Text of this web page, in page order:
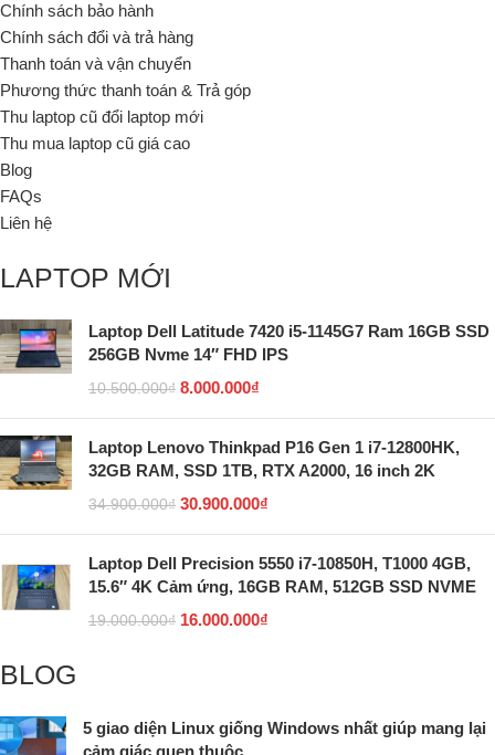
Chính sách bảo hành
Chính sách đổi và trả hàng
Thanh toán và vận chuyển
Phương thức thanh toán & Trả góp
Thu laptop cũ đổi laptop mới
Thu mua laptop cũ giá cao
Blog
FAQs
Liên hệ
LAPTOP MỚI
Laptop Dell Latitude 7420 i5-1145G7 Ram 16GB SSD
256GB Nvme 14″ FHD IPS
10.500.000₫ 8.000.000₫
Laptop Lenovo Thinkpad P16 Gen 1 i7-12800HK,
32GB RAM, SSD 1TB, RTX A2000, 16 inch 2K
34.900.000₫ 30.900.000₫
Laptop Dell Precision 5550 i7-10850H, T1000 4GB,
15.6″ 4K Cảm ứng, 16GB RAM, 512GB SSD NVME
19.000.000₫ 16.000.000₫
BLOG
5 giao diện Linux giống Windows nhất giúp mang lại
cảm giác quen thuộc